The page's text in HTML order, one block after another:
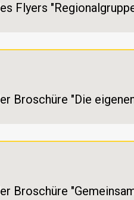
Flyers
Broschüre "Die
Broschüre